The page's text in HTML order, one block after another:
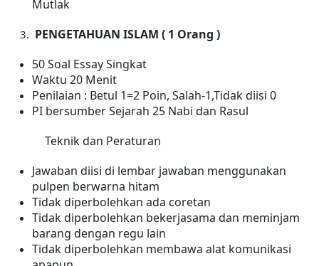
Mutlak
PENGETAHUAN ISLAM ( 1 Orang )
50 Soal Essay Singkat
Waktu 20 Menit
Penilaian : Betul 1=2 Poin, Salah-1,Tidak diisi 0
PI bersumber Sejarah 25 Nabi dan Rasul
Teknik dan Peraturan
Jawaban diisi di lembar jawaban menggunakan
pulpen berwarna hitam
Tidak diperbolehkan ada coretan
Tidak diperbolehkan bekerjasama dan meminjam
barang dengan regu lain
Tidak diperbolehkan membawa alat komunikasi